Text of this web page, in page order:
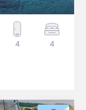
4 4